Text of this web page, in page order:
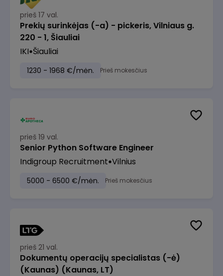
prieš 17 val.
Prekių surinkėjas (-a) - pickeris, Vilniaus g.
220 - 1, Šiauliai
IKI Šiauliai
1230 - 1968 €/mėn. Prieš mokesčius
prieš 19 val.
Senior Python Software Engineer
Indigroup Recruitment Vilnius
5000 - 6500 €/mėn. Prieš mokesčius
prieš 21 val.
Dokumentų operacijų specialistas (-ė)
(Kaunas) (Kaunas, LT)